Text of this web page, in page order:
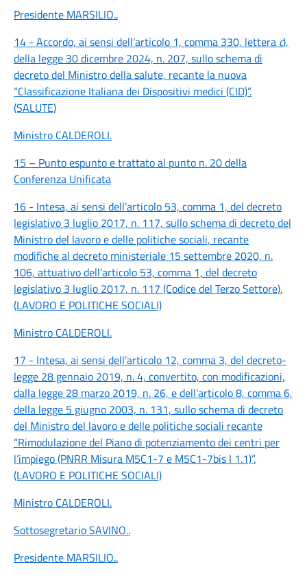
Presidente MARSILIO..
14 - Accordo, ai sensi dell’articolo 1, comma 330, lettera c),
della legge 30 dicembre 2024, n. 207, sullo schema di
decreto del Ministro della salute, recante la nuova
“Classificazione Italiana dei Dispositivi medici (CID)”.
(SALUTE)
Ministro CALDEROLI.
15 – Punto espunto e trattato al punto n. 20 della
Conferenza Unificata
16 - Intesa, ai sensi dell’articolo 53, comma 1, del decreto
legislativo 3 luglio 2017, n. 117, sullo schema di decreto del
Ministro del lavoro e delle politiche sociali, recante
modifiche al decreto ministeriale 15 settembre 2020, n.
106, attuativo dell’articolo 53, comma 1, del decreto
legislativo 3 luglio 2017, n. 117 (Codice del Terzo Settore).
(LAVORO E POLITICHE SOCIALI)
Ministro CALDEROLI.
17 - Intesa, ai sensi dell’articolo 12, comma 3, del decreto-
legge 28 gennaio 2019, n. 4, convertito, con modificazioni,
dalla legge 28 marzo 2019, n. 26, e dell’articolo 8, comma 6,
della legge 5 giugno 2003, n. 131, sullo schema di decreto
del Ministro del lavoro e delle politiche sociali recante
“Rimodulazione del Piano di potenziamento dei centri per
l’impiego (PNRR Misura M5C1-7 e M5C1-7bis I 1.1)”.
(LAVORO E POLITICHE SOCIALI)
Ministro CALDEROLI.
Sottosegretario SAVINO..
Presidente MARSILIO..